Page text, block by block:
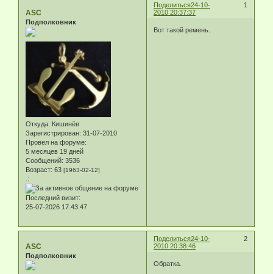
Поделиться 1
24-10-
2010 20:37:37
ASC
Подполковник
Откуда: Кишинёв
Зарегистрирован: 31-07-2010
Провел на форуме:
5 месяцев 19 дней
Сообщений: 3536
Возраст: 63 [1963-02-12]
.:
Последний визит:
25-07-2026 17:43:47
Вот такой ремень.
Поделиться 2
24-10-
2010 20:38:46
ASC
Подполковник
Обратка.